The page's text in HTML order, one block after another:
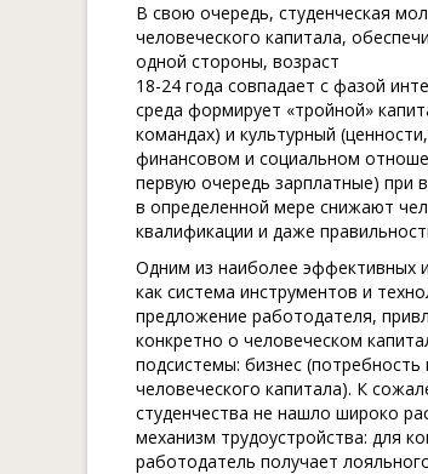
В свою очередь, студенческая
человеческого капитала,
одной стороны, возраст
18-24 года совпадает с фазой
среда формирует «тройной»
командах) и культурный
финансовом и социальном
первую очередь зарплатные) при
в определенной мере снижают
квалификации и даже
Одним из наиболее эффективных
как система инструментов и
предложение работодателя,
конкретно о человеческом
подсистемы: бизнес
человеческого капитала). К
студенчества не нашло широко
механизм трудоустройства: для
работодатель получает